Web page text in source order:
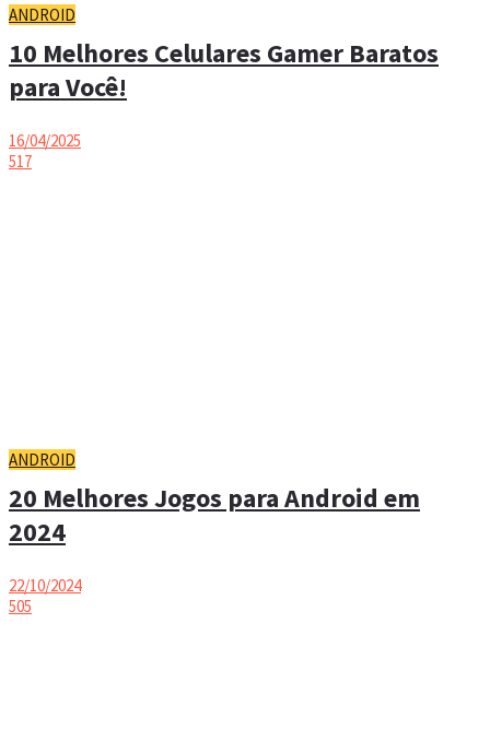
ANDROID
10 Melhores Celulares Gamer Baratos
para Você!
16/04/2025
517
ANDROID
20 Melhores Jogos para Android em
2024
22/10/2024
505